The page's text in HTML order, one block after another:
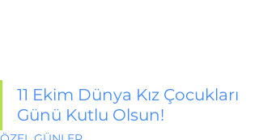
11 Ekim Dünya Kız Çocukları
Günü Kutlu Olsun!